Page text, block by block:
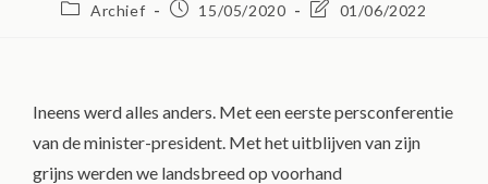
Archief 15/05/2020 01/06/2022
Ineens werd alles anders. Met een eerste persconferentie
van de minister-president. Met het uitblijven van zijn
grijns werden we landsbreed op voorhand